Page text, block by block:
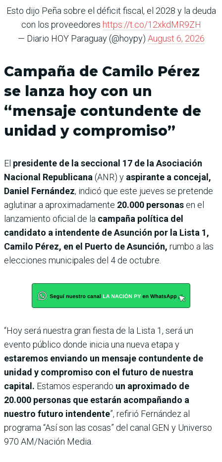
Esto dijo Peña sobre el déficit fiscal, el 2028 y la deuda
con los proveedores https://t.co/12xkdMR9ZH
— Diario HOY Paraguay (@hoypy) August 6, 2026
Campaña de Camilo Pérez
se lanza hoy con un
“mensaje contundente de
unidad y compromiso”
El presidente de la seccional 17 de la Asociación
Nacional Republicana (ANR) y aspirante a concejal,
Daniel Fernández, indicó que este jueves se pretende
aglutinar a aproximadamente 20.000 personas en el
lanzamiento oficial de la campaña política del
candidato a intendente de Asunción por la Lista 1,
Camilo Pérez, en el Puerto de Asunción, rumbo a las
elecciones municipales del 4 de octubre.
“Hoy será nuestra gran fiesta de la Lista 1, será un
evento público donde inicia una nueva etapa y
estaremos enviando un mensaje contundente de
unidad y compromiso con el futuro de nuestra
capital. Estamos esperando un aproximado de
20.000 personas que estarán acompañando a
nuestro futuro intendente”, refirió Fernández al
programa “Así son las cosas” del canal GEN y Universo
970 AM/Nación Media.